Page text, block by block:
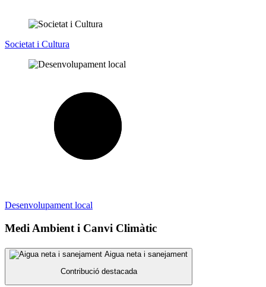
Societat i Cultura
Desenvolupament local
Medi Ambient i Canvi Climàtic
Aigua neta i sanejament
Contribució destacada